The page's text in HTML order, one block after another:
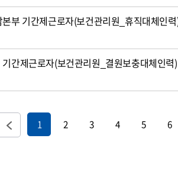
부 기간제근로자(보건관리원_휴직대체인
간제근로자(보건관리원_결원보충대체인력
1 2 3 4 5 6